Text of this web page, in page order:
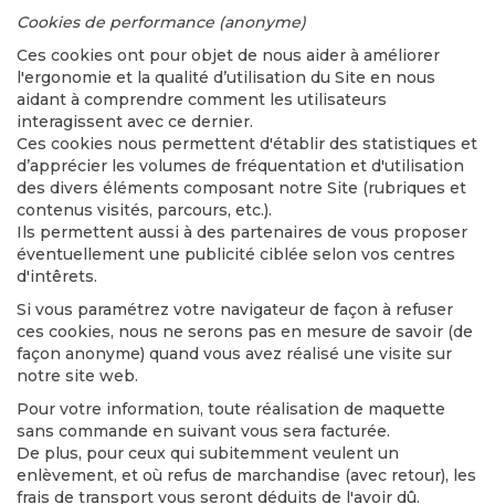
Cookies de performance (anonyme)
Ces cookies ont pour objet de nous aider à améliorer
l'ergonomie et la qualité d’utilisation du Site en nous
aidant à comprendre comment les utilisateurs
interagissent avec ce dernier.
Ces cookies nous permettent d'établir des statistiques et
d’apprécier les volumes de fréquentation et d'utilisation
des divers éléments composant notre Site (rubriques et
contenus visités, parcours, etc.).
Ils permettent aussi à des partenaires de vous proposer
éventuellement une publicité ciblée selon vos centres
d'intêrets.
Si vous paramétrez votre navigateur de façon à refuser
ces cookies, nous ne serons pas en mesure de savoir (de
façon anonyme) quand vous avez réalisé une visite sur
notre site web.
Pour votre information, toute réalisation de maquette
sans commande en suivant vous sera facturée.
De plus, pour ceux qui subitemment veulent un
enlèvement, et où refus de marchandise (avec retour), les
frais de transport vous seront déduits de l'avoir dû.